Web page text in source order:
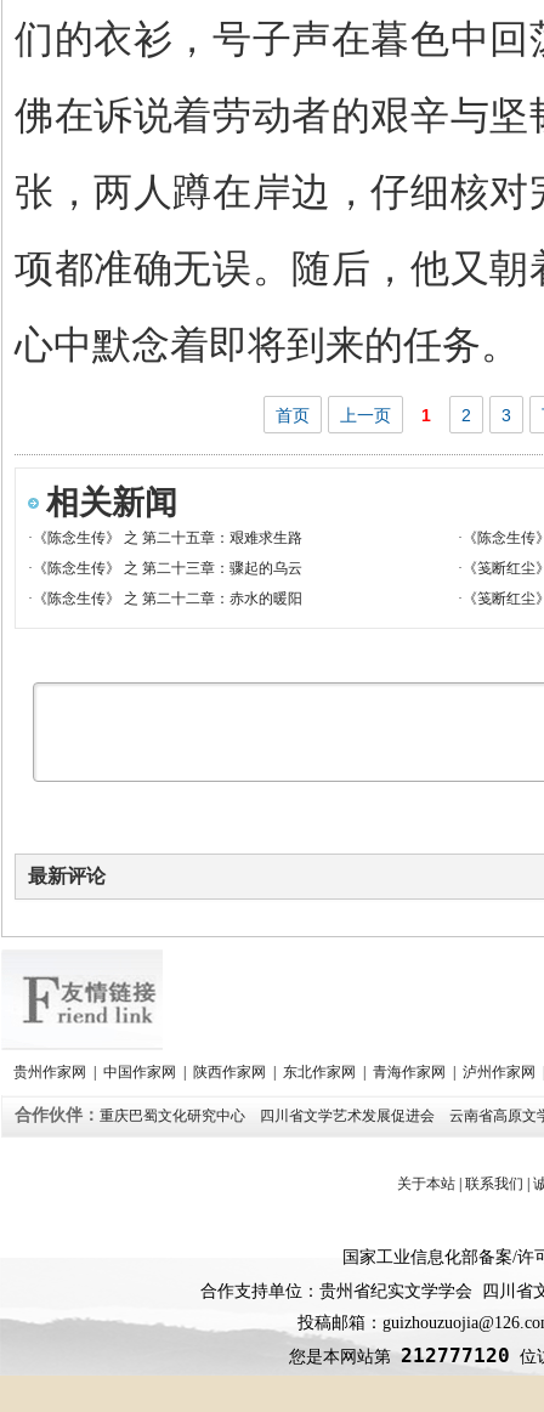
们的衣衫，号子声在暮色中
佛在诉说着劳动者的艰辛与
张，两人蹲在岸边，仔细核
项都准确无误。随后，他又
心中默念着即将到来的任务。
首页 上一页 1 2 3
相关新闻
· 《陈念生传》 之 第二十五章：艰难求生路 · 《陈念生
· 《陈念生传》 之 第二十三章：骤起的乌云 · 《笺断红
· 《陈念生传》 之 第二十二章：赤水的暖阳 · 《笺断红
最新评论
贵州作家网 | 中国作家网 | 陕西作家网 | 东北作家网 | 青海作家网 | 泸州作家网
合作伙伴： 重庆巴蜀文化研究中心 四川省文学艺术发展促进会 云南省高原文
关于本站| 联系我们 |
国家工业信息化部备案/许
合作支持单位：贵州省纪实文学学会 四川
投稿邮箱：
您是本网站第212777120